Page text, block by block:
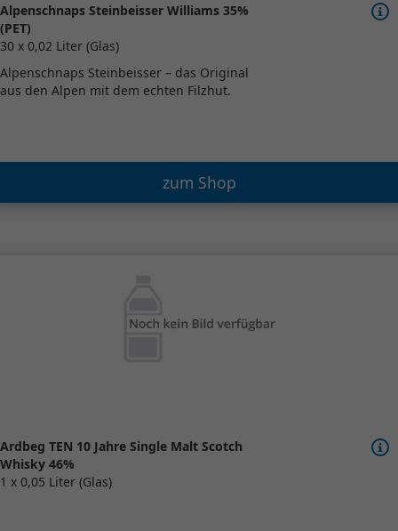
Alpenschnaps Steinbeisser Williams 35%
(PET)
30 x 0,02 Liter (Glas)
Alpenschnaps Steinbeisser – das Original
aus den Alpen mit dem echten Filzhut.
zum Shop
Ardbeg TEN 10 Jahre Single Malt Scotch
Whisky 46%
1 x 0,05 Liter (Glas)